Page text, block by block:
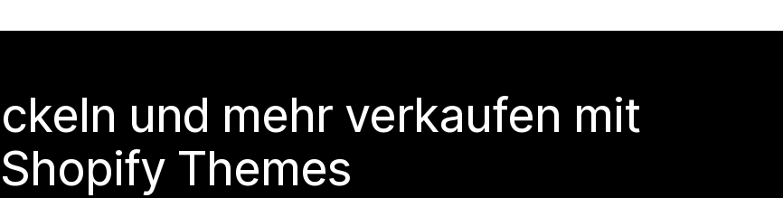
und mehr verkaufen mit
Shopify Themes